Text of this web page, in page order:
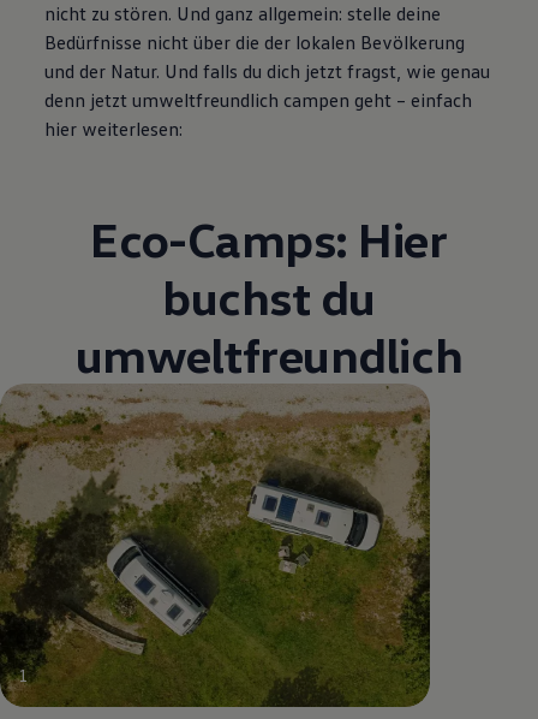
nicht zu stören. Und ganz allgemein: stelle deine
Bedürfnisse nicht über die der lokalen Bevölkerung
und der Natur. Und falls du dich jetzt fragst, wie genau
denn jetzt umweltfreundlich campen geht – einfach
hier weiterlesen:
Eco-Camps: Hier
buchst du
umweltfreundlich
1